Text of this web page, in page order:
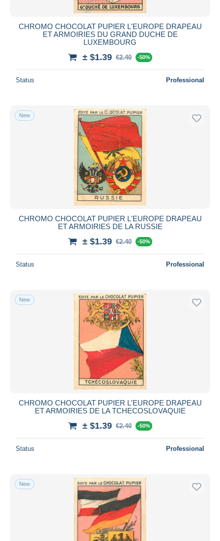
CHROMO CHOCOLAT PUPIER L'EUROPE DRAPEAU
ET ARMOIRIES DU GRAND DUCHE DE
LUXEMBOURG
± $1.39 €2.40 -50%
Status Professional
New
CHROMO CHOCOLAT PUPIER L'EUROPE DRAPEAU
ET ARMOIRIES DE LA RUSSIE
± $1.39 €2.40 -50%
Status Professional
New
CHROMO CHOCOLAT PUPIER L'EUROPE DRAPEAU
ET ARMOIRIES DE LA TCHECOSLOVAQUIE
± $1.39 €2.40 -50%
Status Professional
New